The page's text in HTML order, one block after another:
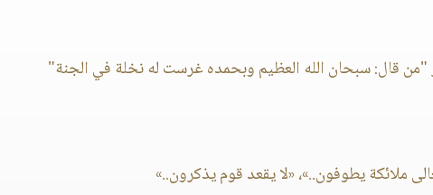
"من قال: سبحان الله العظيم وبحمده غرست له نخلة في الجنة"
ملائكة يطوفون..»، «لا يقعد قوم يذكرون..»